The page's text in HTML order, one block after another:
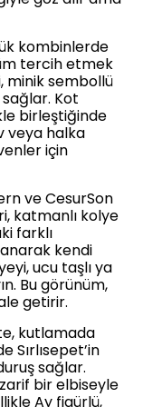
kombinlerde
tercih etmek
minik sembollü
Kot
birleştiğinde
veya halka
için
ve CesurSon
katmanlı kolye
farklı
kendi
ucu taşlı ya
Bu görünüm,
getirir.
kutlamada
sağlar.
zarif bir elbiseyle
Ay figürlü,